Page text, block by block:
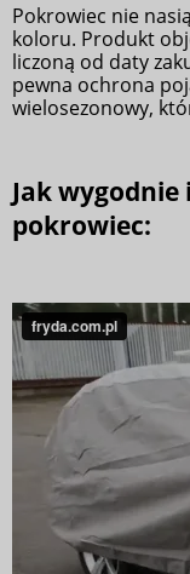
Pokrowiec nie
koloru. Produkt
liczoną od daty
pewna ochrona
wielosezonowy,
Jak wygodnie
pokrowiec: